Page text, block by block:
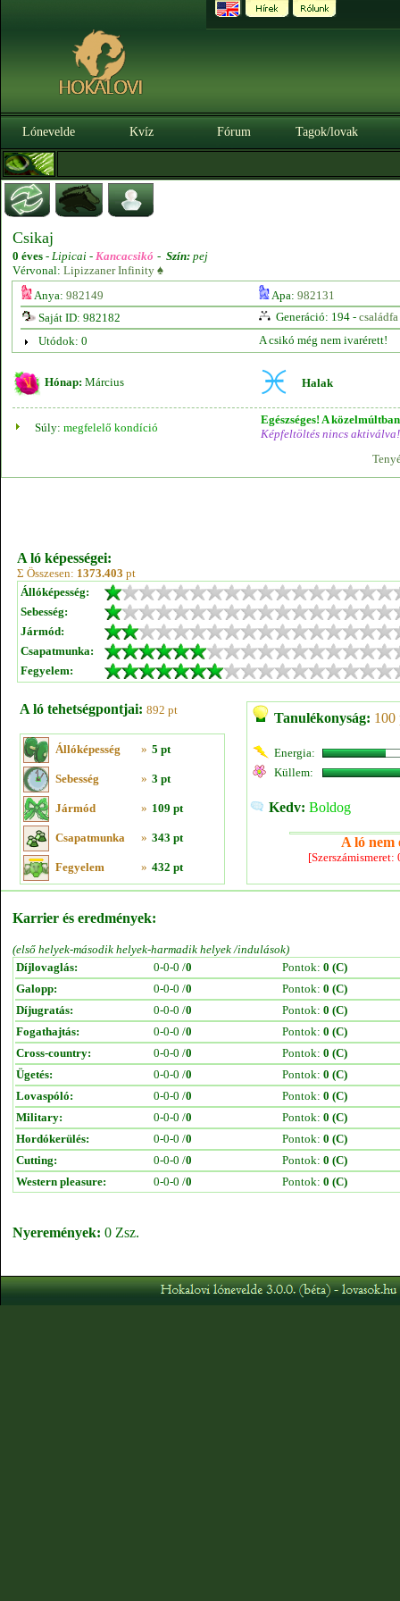
Lónevelde Kvíz Fórum Tagok/lovak
Csikaj
0 éves - Lipicai - Kancacsikó - Szín: pej
Vérvonal: Lipizzaner Infinity ♠
Anya: 982149 Apa: 982131
Saját ID: 982182
Generáció: 194 - családfa
Utódok: 0
A csikó még nem ivarérett!
Hónap: Március Halak
Súly: megfelelő kondíció
Egészséges! A
Képfeltöltés nincs aktiválva!
A ló képességei:
Σ Összesen: 1373.403 pt
Állóképesség:
Sebesség:
Jármód:
Csapatmunka:
Fegyelem:
A ló tehetségpontjai: 892 pt
Állóképesség » 5 pt
Sebesség » 3 pt
Jármód » 109 pt
Csapatmunka » 343 pt
Fegyelem » 432 pt
Tanulékonyság: 100
Energia:
Küllem:
Kedv: Boldog
A ló nem
Karrier és eredmények:
(első helyek-második helyek-harmadik helyek /indulások)
Díjlovaglás:
0-0-0 /0 Pontok: 0 (C)
Galopp:
0-0-0 /0 Pontok: 0 (C)
Díjugratás:
0-0-0 /0 Pontok: 0 (C)
Fogathajtás:
0-0-0 /0 Pontok: 0 (C)
Cross-country:
0-0-0 /0 Pontok: 0 (C)
Ügetés:
0-0-0 /0 Pontok: 0 (C)
Lovaspóló:
0-0-0 /0 Pontok: 0 (C)
Military:
0-0-0 /0 Pontok: 0 (C)
Hordókerülés:
0-0-0 /0 Pontok: 0 (C)
Cutting:
0-0-0 /0 Pontok: 0 (C)
Western pleasure:
0-0-0 /0 Pontok: 0 (C)
Nyeremények: 0 Zsz.